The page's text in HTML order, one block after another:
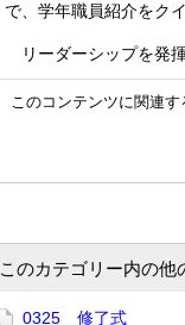
で、学年職員紹介をク
リーダーシップを発
このコンテンツに関連す
このカテゴリー内の他
0325 修了式